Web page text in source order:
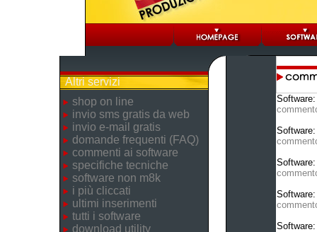
Altri servizi
shop on line
invio sms gratis da web
invio e-mail gratis
domande frequenti (FAQ)
commenti ai software
specifiche tecniche
software non m8k
i più cliccati
ultimi inserimenti
tutti i software
download utility